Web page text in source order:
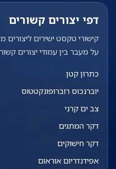
דפי יצורים קשורים
קישורי טקסט ישירים ליצורים
על מעבר בין עמודי יצורים
כתרון קטן
יוברנכוס רוברופונקטטוס
צב ים קרני
דקר המתגים
דקר חישוקים
אפידנדריום אוראום